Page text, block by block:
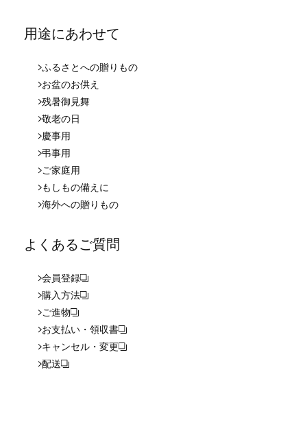
用途にあわせて
ふるさとへの贈りもの
お盆のお供え
残暑御見舞
敬老の日
慶事用
弔事用
ご家庭用
もしもの備えに
海外への贈りもの
よくあるご質問
会員登録
購入方法
ご進物
お支払い・領収書
キャンセル・変更
配送